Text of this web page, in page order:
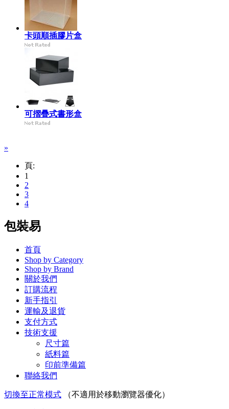
卡頭順插膠片盒
可摺疊式書形盒
»
頁:
1
2
3
4
包裝易
首頁
Shop by Category
Shop by Brand
關於我們
訂購流程
新手指引
運輸及退貨
支付方式
技術支援
尺寸篇
紙料篇
印前準備篇
聯絡我們
切換至正常模式 （不適用於移動瀏覽器優化）